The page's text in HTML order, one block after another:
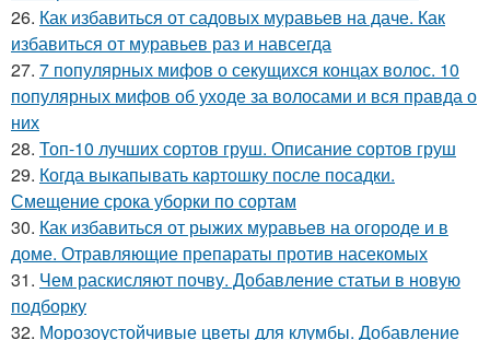
26. Как избавиться от садовых муравьев на даче. Как
избавиться от муравьев раз и навсегда
27. 7 популярных мифов о секущихся концах волос. 10
популярных мифов об уходе за волосами и вся правда о
них
28. Топ-10 лучших сортов груш. Описание сортов груш
29. Когда выкапывать картошку после посадки.
Смещение срока уборки по сортам
30. Как избавиться от рыжих муравьев на огороде и в
доме. Отравляющие препараты против насекомых
31. Чем раскисляют почву. Добавление статьи в новую
подборку
32. Морозоустойчивые цветы для клумбы. Добавление